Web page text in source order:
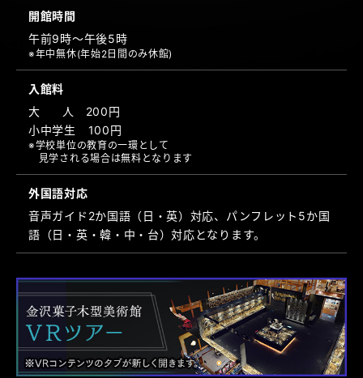
開館時間
午前9時～午後5時
※年中無休(年始2日間のみ休館)
入館料
大人200円
小中学生 100円
※学校単位の教育の一環として
見学される場合は無料となります
外国語対応
音声ガイド2か国語（日・英）対応、パンフレット5か国
語（日・英・韓・中・台）対応となります。